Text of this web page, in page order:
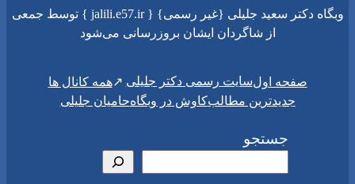
وبگاه دکتر سعید جلیلی {غیر رسمی} { jalili.e57.ir } توسط جمعی
از شاگردان ایشان بروزرسانی می‌شود
صفحه اولسایت رسمی دکتر جلیلی
همه کانال ها
جدیدترین مطالبکاوش در وبگاهحامیان جلیلی
جستجو